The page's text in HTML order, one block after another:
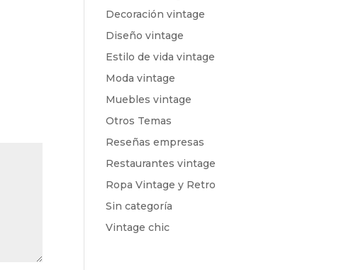
Decoración vintage
Diseño vintage
Estilo de vida vintage
Moda vintage
Muebles vintage
Otros Temas
Reseñas empresas
Restaurantes vintage
Ropa Vintage y Retro
Sin categoría
Vintage chic